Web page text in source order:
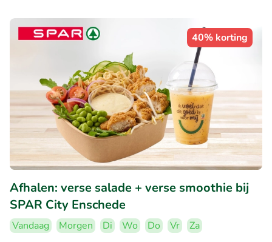
40% korting
Afhalen: verse salade + verse smoothie bij
SPAR City Enschede
Vandaag Morgen Di Wo Do Vr
Za